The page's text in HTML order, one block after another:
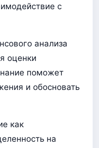
с
анализа
оценки
поможет
и обосновать
как
на